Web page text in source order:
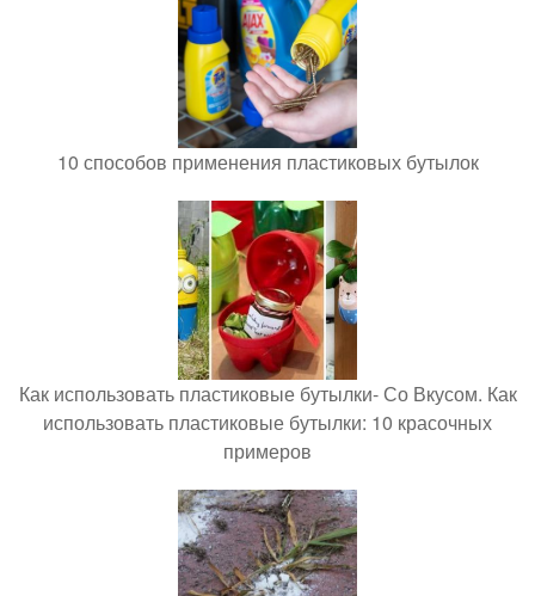
10 способов применения пластиковых бутылок
Как использовать пластиковые бутылки- Со Вкусом. Как
использовать пластиковые бутылки: 10 красочных
примеров